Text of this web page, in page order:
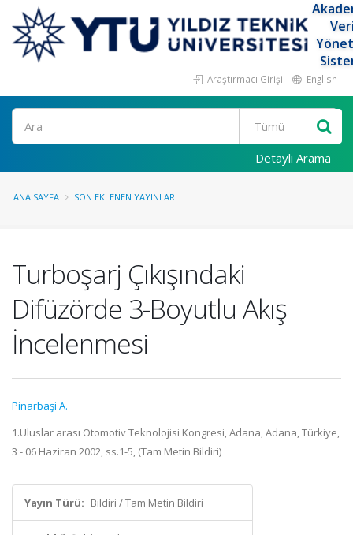
Araştırmacı Girişi English
Ara
Detaylı Arama
ANA SAYFA SON EKLENEN YAYINLAR
Turboşarj Çıkışındaki
Difüzörde 3-Boyutlu Akış
İncelenmesi
Pinarbaşi A.
1.Uluslar arası Otomotiv Teknolojisi Kongresi, Adana, Adana, Türkiye,
3 - 06 Haziran 2002, ss.1-5, (Tam Metin Bildiri)
Yayın Türü: Bildiri / Tam Metin Bildiri